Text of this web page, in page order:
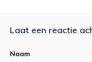
Laat een reactie
Naam